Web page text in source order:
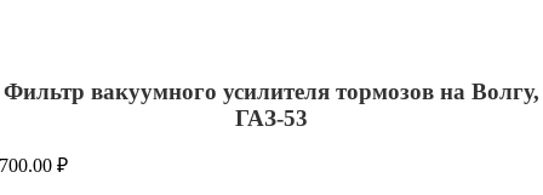
Фильтр вакуумного усилителя тормозов на Волгу,
ГАЗ-53
700.00₽